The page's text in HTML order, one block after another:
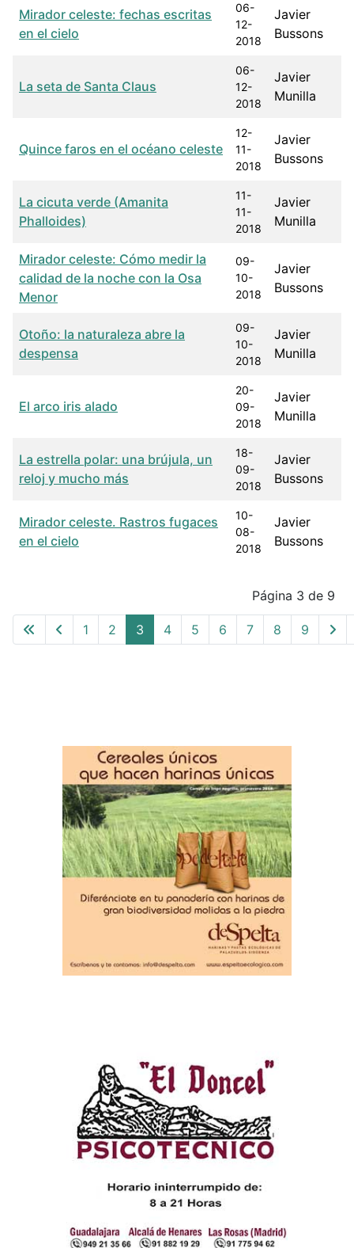
Mirador celeste: fechas escritas
en el cielo
06-
12-
2018
Javier
Bussons
La seta de Santa Claus
06-
12-
2018
Javier
Munilla
Quince faros en el océano celeste
12-
11-
2018
Javier
Bussons
La cicuta verde (Amanita
Phalloides)
11-
11-
2018
Javier
Munilla
Mirador celeste: Cómo medir la
calidad de la noche con la Osa
Menor
09-
10-
2018
Javier
Bussons
Otoño: la naturaleza abre la
despensa
09-
10-
2018
Javier
Munilla
El arco iris alado
20-
09-
2018
Javier
Munilla
La estrella polar: una brújula, un
reloj y mucho más
18-
09-
2018
Javier
Bussons
Mirador celeste. Rastros fugaces
en el cielo
10-
08-
2018
Javier
Bussons
Página 3 de 9
1 2 3 4 5 6 7 8 9